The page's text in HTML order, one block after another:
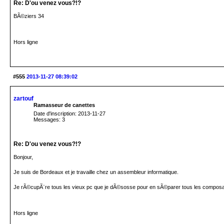
Re: D'ou venez vous?!?
BÃ©ziers 34
Hors ligne
#555 2013-11-27 08:39:02
zartouf
Ramasseur de canettes
Date d'inscription: 2013-11-27
Messages: 3
Re: D'ou venez vous?!?
Bonjour,
Je suis de Bordeaux et je travaille chez un assembleur informatique.
Je rÃ©cupÃ¨re tous les vieux pc que je dÃ©sosse pour en sÃ©parer tous les
Hors ligne